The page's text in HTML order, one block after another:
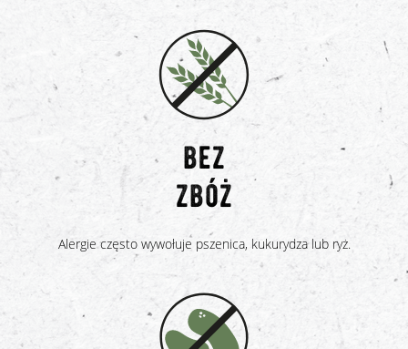
bez
zbóż
Alergie często wywołuje pszenica, kukurydza lub ryż.